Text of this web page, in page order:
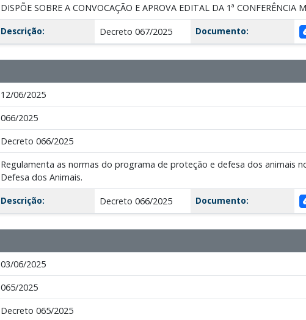
DISPÕE SOBRE A CONVOCAÇÃO E APROVA EDITAL DA 1ª
Descrição: Decreto 067/2025 Documento:
12/06/2025
066/2025
Decreto 066/2025
Regulamenta as normas do programa de proteção e defesa dos animais
Defesa dos Animais.
Descrição: Decreto 066/2025 Documento:
03/06/2025
065/2025
Decreto 065/2025